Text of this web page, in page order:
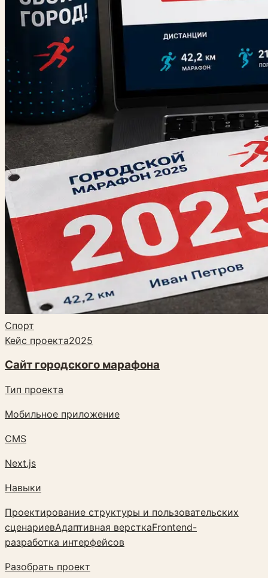
Спорт
Кейс проекта2025
Сайт городского марафона
Тип проекта
Мобильное приложение
CMS
Next.js
Навыки
Проектирование структуры и пользовательских
сценариевАдаптивная версткаFrontend-
разработка интерфейсов
Разобрать проект